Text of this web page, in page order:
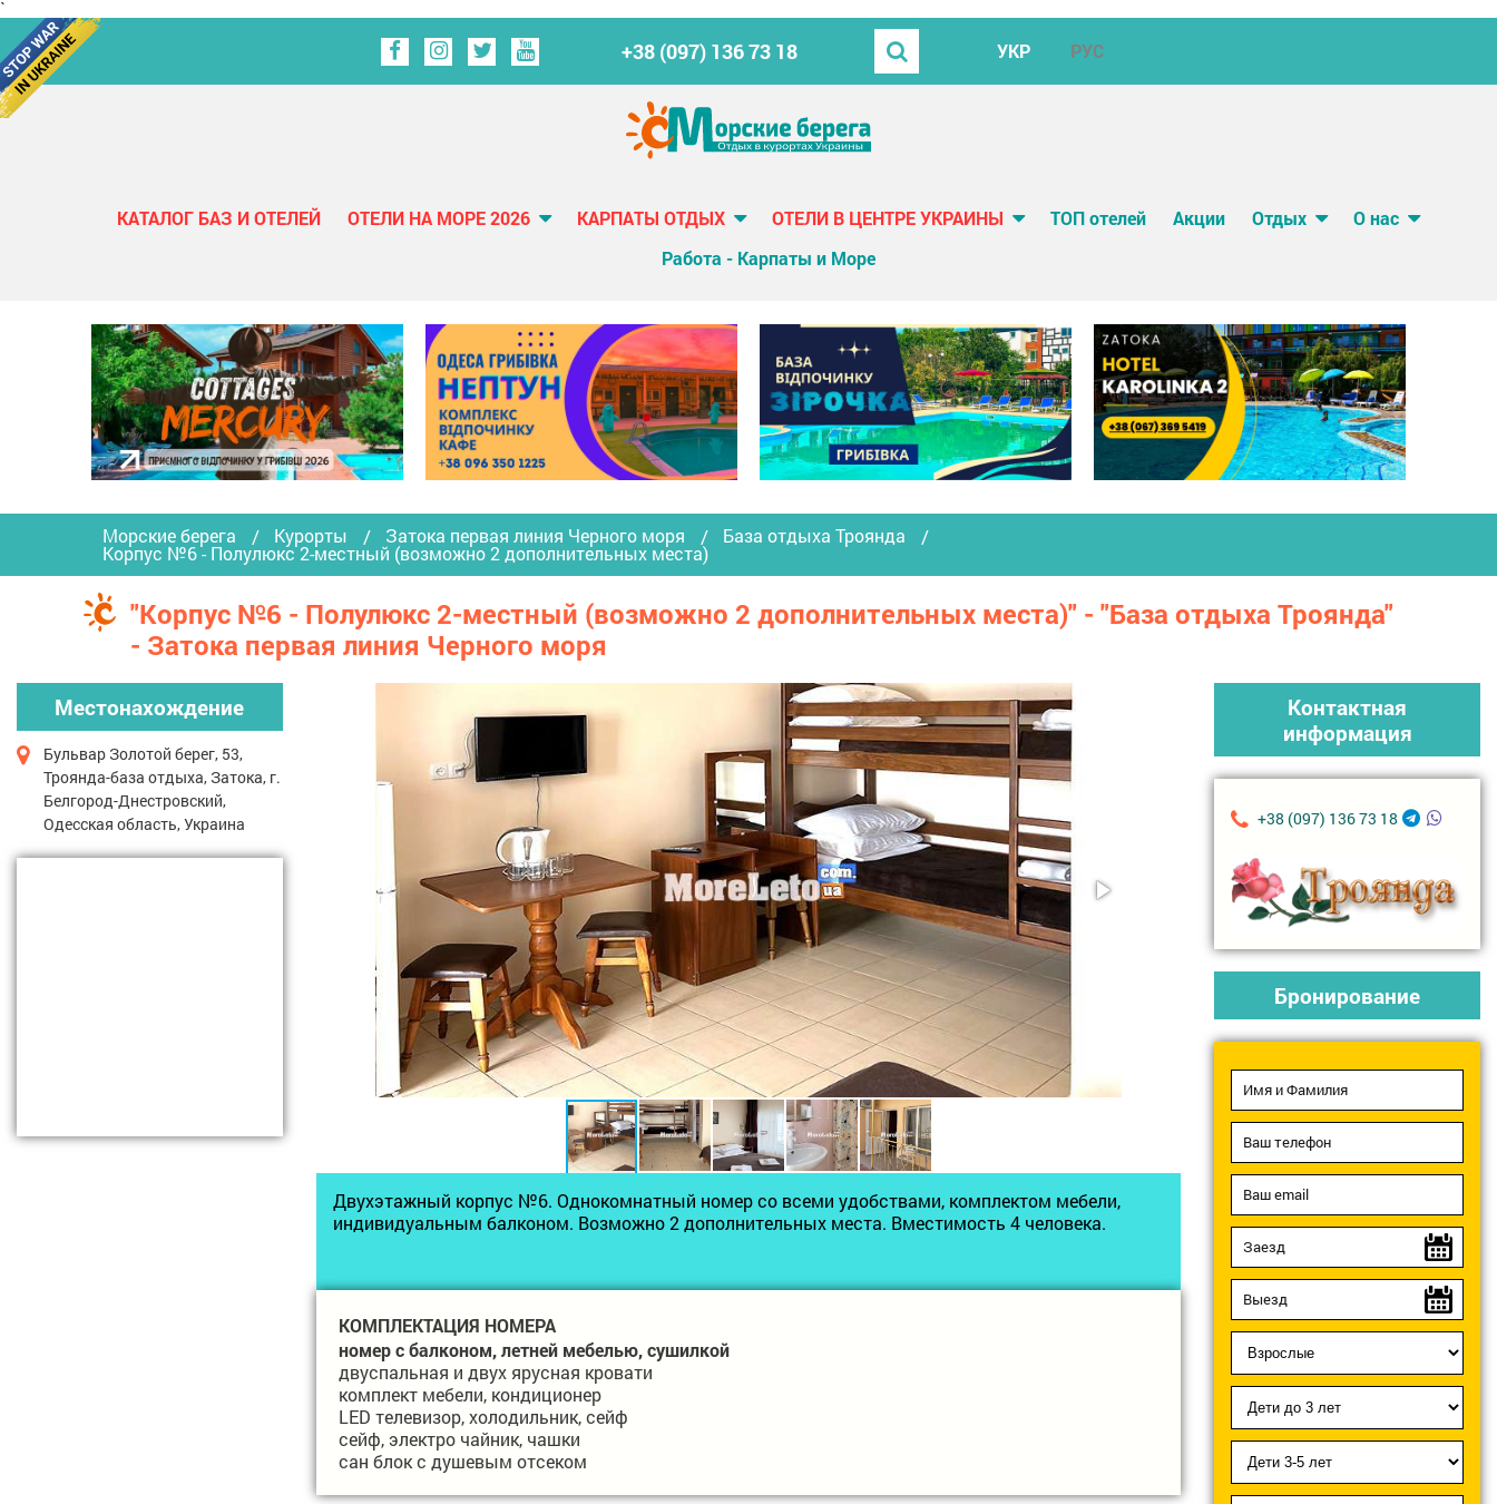
`
+38 (097) 136 73 18 УКР РУС
КАТАЛОГ БАЗ И ОТЕЛЕЙ ОТЕЛИ НА МОРЕ 2026 КАРПАТЫ ОТДЫХ ОТЕЛИ В ЦЕНТРЕ УКРАИНЫ ТОП отелей Акции Отдых
О нас
Работа - Карпаты и Море
Морские берега Курорты Затока первая линия Черного моря База отдыха Троянда
Корпус №6 - Полулюкс 2-местный (возможно 2 дополнительных места)
"Корпус №6 - Полулюкс 2-местный (возможно 2 дополнительных места)" - "База отдыха Троянда"
- Затока первая линия Черного моря
Двухэтажный корпус №6. Однокомнатный номер со всеми удобствами, комплектом мебели,
индивидуальным балконом. Возможно 2 дополнительных места. Вместимость 4 человека.
КОМПЛЕКТАЦИЯ НОМЕРА
номер с балконом, летней мебелью, сушилкой
двуспальная и двух ярусная кровати
комплект мебели, кондиционер
LED телевизор, холодильник, сейф
сейф, электро чайник, чашки
сан блок с душевым отсеком
Местонахождение
Бульвар Золотой берег, 53,
Троянда-база отдыха, Затока, г.
Белгород-Днестровский,
Одесская область, Украина
Контактная
информация
+38 (097) 136 73 18
Бронирование